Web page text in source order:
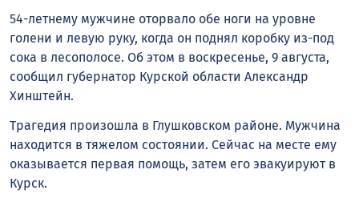
54-летнему мужчине оторвало обе ноги на уровне
голени и левую руку, когда он поднял коробку из-под
сока в лесополосе. Об этом в воскресенье, 9 августа,
сообщил губернатор Курской области Александр
Хинштейн.
Трагедия произошла в Глушковском районе. Мужчина
находится в тяжелом состоянии. Сейчас на месте ему
оказывается первая помощь, затем его эвакуируют в
Курск.